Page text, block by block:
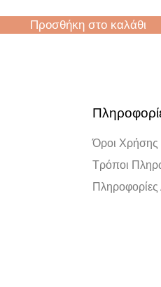
Προσθήκη στο καλάθι
Όροι Χρήσης
Τρόποι